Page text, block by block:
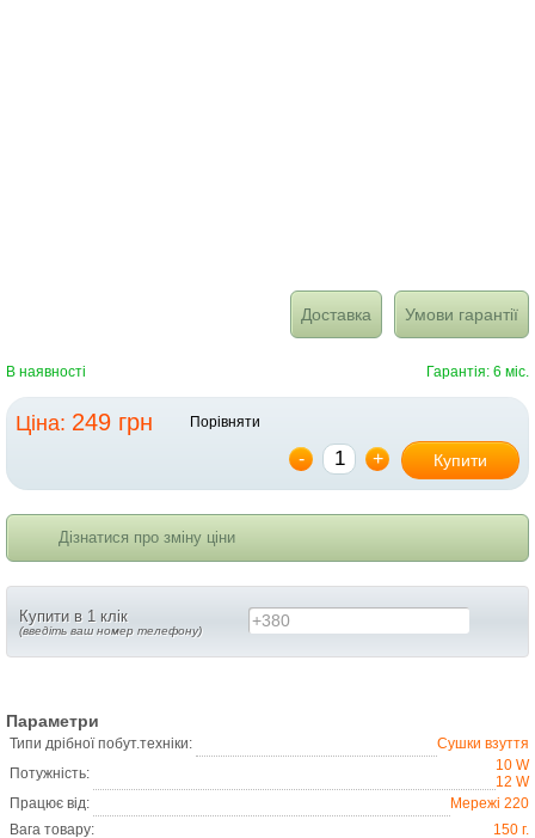
Доставка Умови гарантії
В наявності Гарантія: 6 міс.
Ціна: 249 грн Порівняти
- + Купити
Дізнатися про зміну ціни
Купити в 1 клік
(введіть ваш номер телефону) +380
Параметри
Типи дрібної побут.техніки:
Сушки взуття
Потужність:
10 W
12 W
Працює від:
Мережі 220
Вага товару:
150 г.